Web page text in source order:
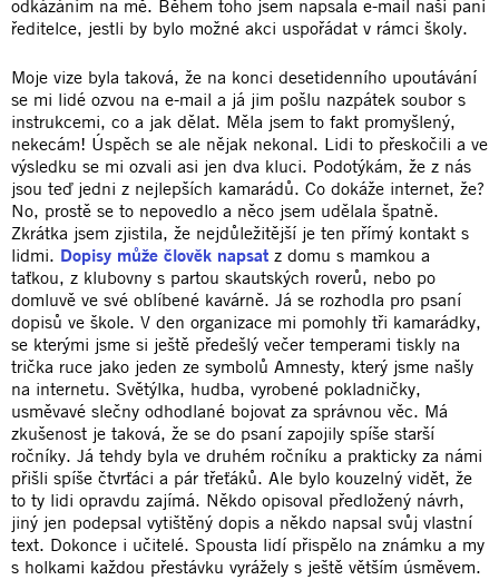
odkázáním na mě. Během toho jsem napsala e-mail naší paní
ředitelce, jestli by bylo možné akci uspořádat v rámci školy.
Moje vize byla taková, že na konci desetidenního upoutávání
se mi lidé ozvou na e-mail a já jim pošlu nazpátek soubor s
instrukcemi, co a jak dělat. Měla jsem to fakt promyšlený,
nekecám! Úspěch se ale nějak nekonal. Lidi to přeskočili a ve
výsledku se mi ozvali asi jen dva kluci. Podotýkám, že z nás
jsou teď jedni z nejlepších kamarádů. Co dokáže internet, že?
No, prostě se to nepovedlo a něco jsem udělala špatně.
Zkrátka jsem zjistila, že nejdůležitější je ten přímý kontakt s
lidmi. Dopisy může člověk napsat z domu s mamkou a
taťkou, z klubovny s partou skautských roverů, nebo po
domluvě ve své oblíbené kavárně. Já se rozhodla pro psaní
dopisů ve škole. V den organizace mi pomohly tři kamarádky,
se kterými jsme si ještě předešlý večer temperami tiskly na
trička ruce jako jeden ze symbolů Amnesty, který jsme našly
na internetu. Světýlka, hudba, vyrobené pokladničky,
usměvavé slečny odhodlané bojovat za správnou věc. Má
zkušenost je taková, že se do psaní zapojily spíše starší
ročníky. Já tehdy byla ve druhém ročníku a prakticky za námi
přišli spíše čtvrťáci a pár třeťáků. Ale bylo kouzelný vidět, že
to ty lidi opravdu zajímá. Někdo opisoval předložený návrh,
jiný jen podepsal vytištěný dopis a někdo napsal svůj vlastní
text. Dokonce i učitelé. Spousta lidí přispělo na známku a my
s holkami každou přestávku vyrážely s ještě větším úsměvem.